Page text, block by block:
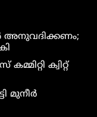
അനുവദിക്കണം;
ക്വിറ്റ്
മുനീർ